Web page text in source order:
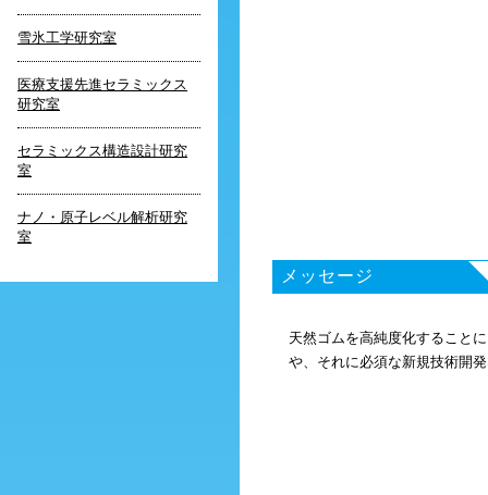
雪氷工学研究室
医療支援先進セラミックス
研究室
セラミックス構造設計研究
室
ナノ・原子レベル解析研究
室
メッセージ
天然ゴムを高純度化すること
や、それに必須な新規技術開